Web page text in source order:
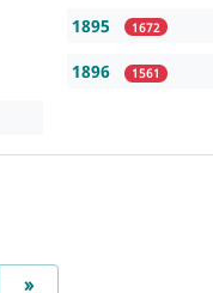
1895 1672
1896 1561
»Next